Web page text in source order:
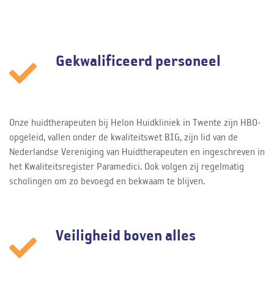
Gekwalificeerd personeel
Onze huidtherapeuten bij Helon Huidkliniek in Twente zijn HBO-
opgeleid, vallen onder de kwaliteitswet BIG, zijn lid van de
Nederlandse Vereniging van Huidtherapeuten en ingeschreven in
het Kwaliteitsregister Paramedici. Ook volgen zij regelmatig
scholingen om zo bevoegd en bekwaam te blijven.
Veiligheid boven alles